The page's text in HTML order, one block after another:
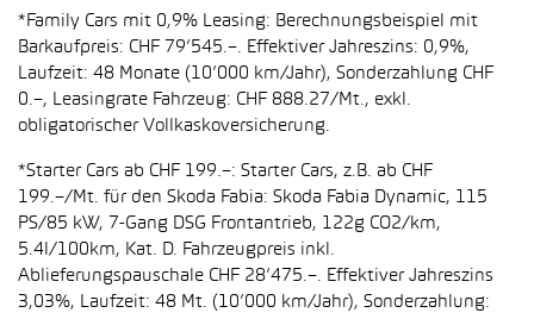
*Family Cars mit 0,9% Leasing: Berechnungsbeispiel mit
Barkaufpreis: CHF 79’545.–. Effektiver Jahreszins: 0,9%,
Laufzeit: 48 Monate (10’000 km/Jahr), Sonderzahlung CHF
0.–, Leasingrate Fahrzeug: CHF 888.27/Mt., exkl.
obligatorischer Vollkaskoversicherung.
*Starter Cars ab CHF 199.–: Starter Cars, z.B. ab CHF
199.–/Mt. für den Skoda Fabia: Skoda Fabia Dynamic, 115
PS/85 kW, 7-Gang DSG Frontantrieb, 122g CO2/km,
5.4l/100km, Kat. D. Fahrzeugpreis inkl.
Ablieferungspauschale CHF 28’475.–. Effektiver Jahreszins
3,03%, Laufzeit: 48 Mt. (10’000 km/Jahr), Sonderzahlung: